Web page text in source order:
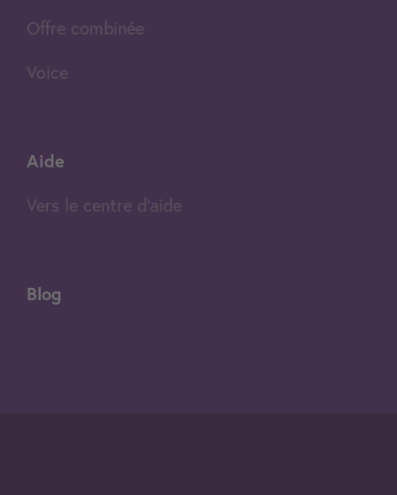
Offre combinée
Voice
Aide
Vers le centre d'aide
Blog